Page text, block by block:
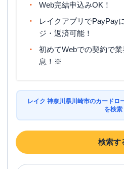
Web完結申込みOK！
レイクアプリでPayPay
ジ・返済可能！
初めてWebでの契約で
息！※
レイク 神奈川県川崎市のカードロ
を検索
検索す